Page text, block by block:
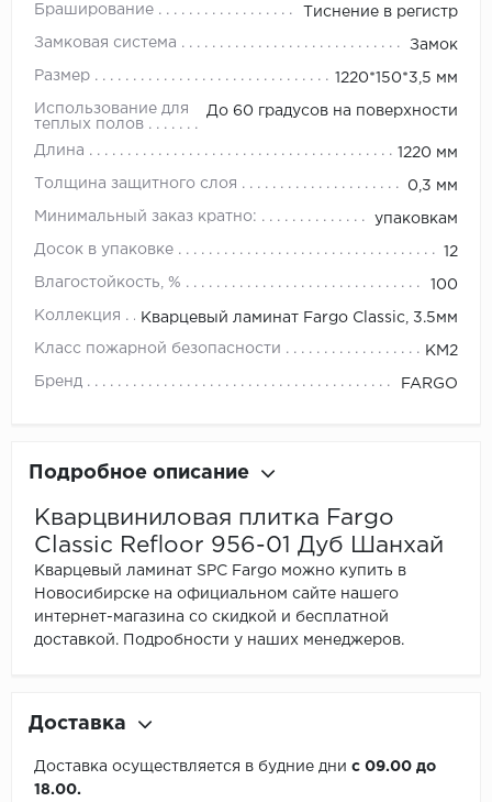
Браширование Тиснение в регистр
Замковая система Замок
Размер 1220*150*3,5 мм
Использование для
теплых полов
До 60 градусов на поверхности
Длина 1220 мм
Толщина защитного слоя 0,3 мм
Минимальный заказ кратно: упаковкам
Досок в упаковке 12
Влагостойкость, % 100
Коллекция Кварцевый ламинат Fargo Classic, 3.5мм
Класс пожарной безопасности КМ2
Бренд FARGO
Подробное описание
Кварцвиниловая плитка Fargo
Classic Refloor 956-01 Дуб Шанхай
Кварцевый ламинат SPC Fargo можно купить в
Новосибирске на официальном сайте нашего
интернет-магазина со скидкой и бесплатной
доставкой. Подробности у наших менеджеров.
Доставка
Доставка осуществляется в будние дни с 09.00 до
18.00.